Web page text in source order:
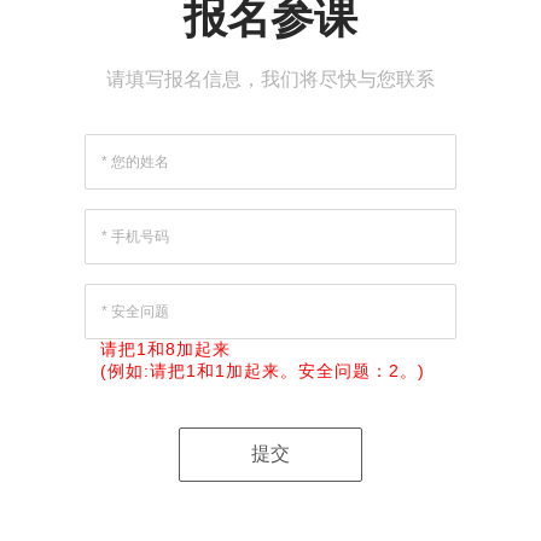
报名参课
请填写报名信息，我们将尽快与您联系
请把1和8加起来
(例如:请把1和1加起来。安全问题：2。)
提交